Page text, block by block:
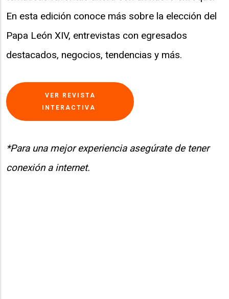
En esta edición conoce más sobre la elección del
Papa León XIV, entrevistas con egresados
destacados, negocios, tendencias y más.
VER REVISTA
INTERACTIVA
*Para una mejor experiencia asegúrate de tener
conexión a internet.